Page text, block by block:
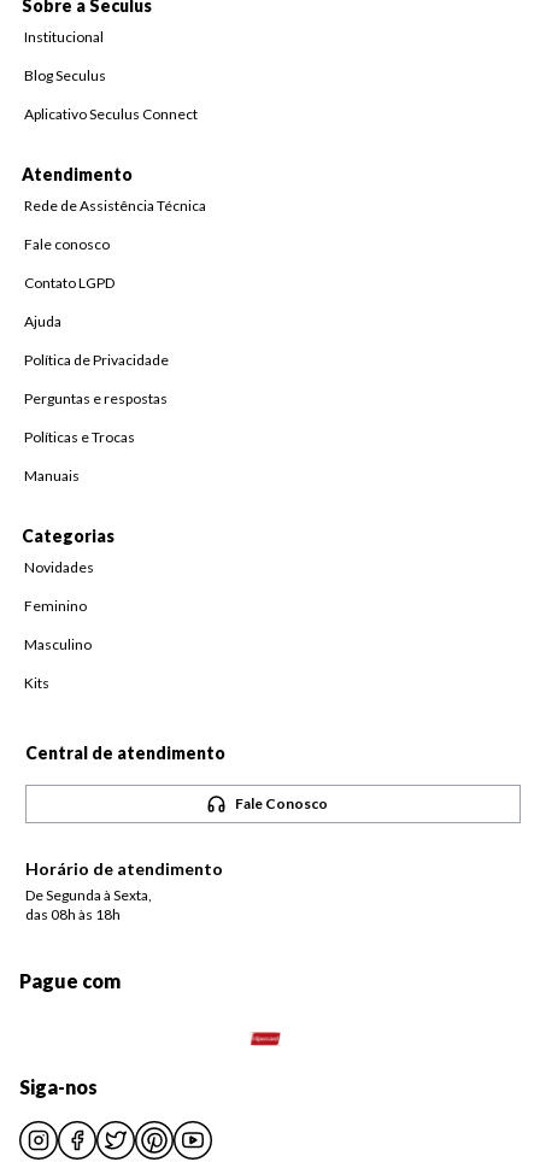
Sobre a Seculus
Institucional
Blog Seculus
Aplicativo Seculus Connect
Atendimento
Rede de Assistência Técnica
Fale conosco
Contato LGPD
Ajuda
Política de Privacidade
Perguntas e respostas
Políticas e Trocas
Manuais
Categorias
Novidades
Feminino
Masculino
Kits
Central de atendimento
Fale Conosco
Horário de atendimento
De Segunda à Sexta,
das 08h às 18h
Pague com
Siga-nos